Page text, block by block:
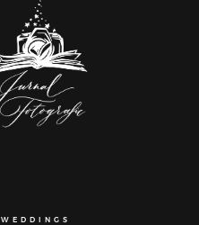
WEDDINGS